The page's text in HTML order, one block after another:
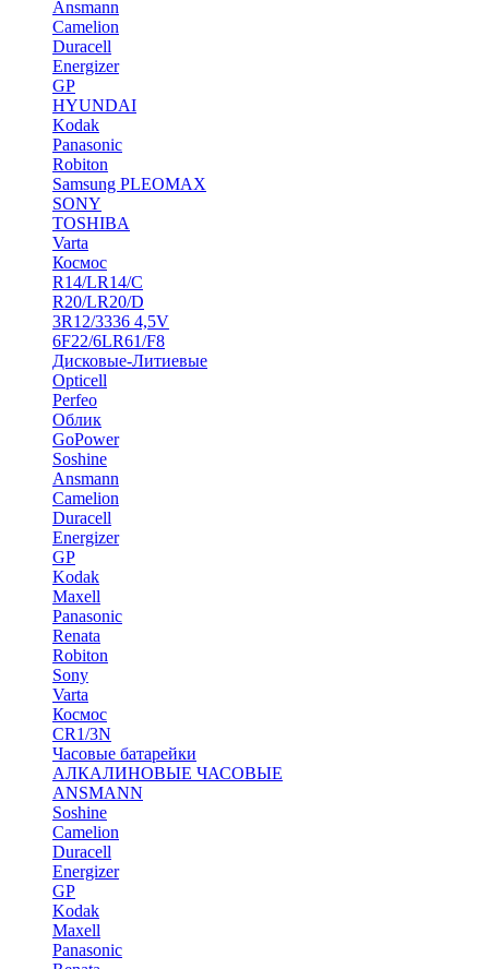
Ansmann
Camelion
Duracell
Energizer
GP
HYUNDAI
Kodak
Panasonic
Robiton
Samsung PLEOMAX
SONY
TOSHIBA
Varta
Космос
R14/LR14/C
R20/LR20/D
3R12/3336 4,5V
6F22/6LR61/F8
Дисковые-Литиевые
Opticell
Perfeo
Облик
GoPower
Soshine
Ansmann
Camelion
Duracell
Energizer
GP
Kodak
Maxell
Panasonic
Renata
Robiton
Sony
Varta
Космос
CR1/3N
Часовые батарейки
АЛКАЛИНОВЫЕ ЧАСОВЫЕ
ANSMANN
Soshine
Camelion
Duracell
Energizer
GP
Kodak
Maxell
Panasonic